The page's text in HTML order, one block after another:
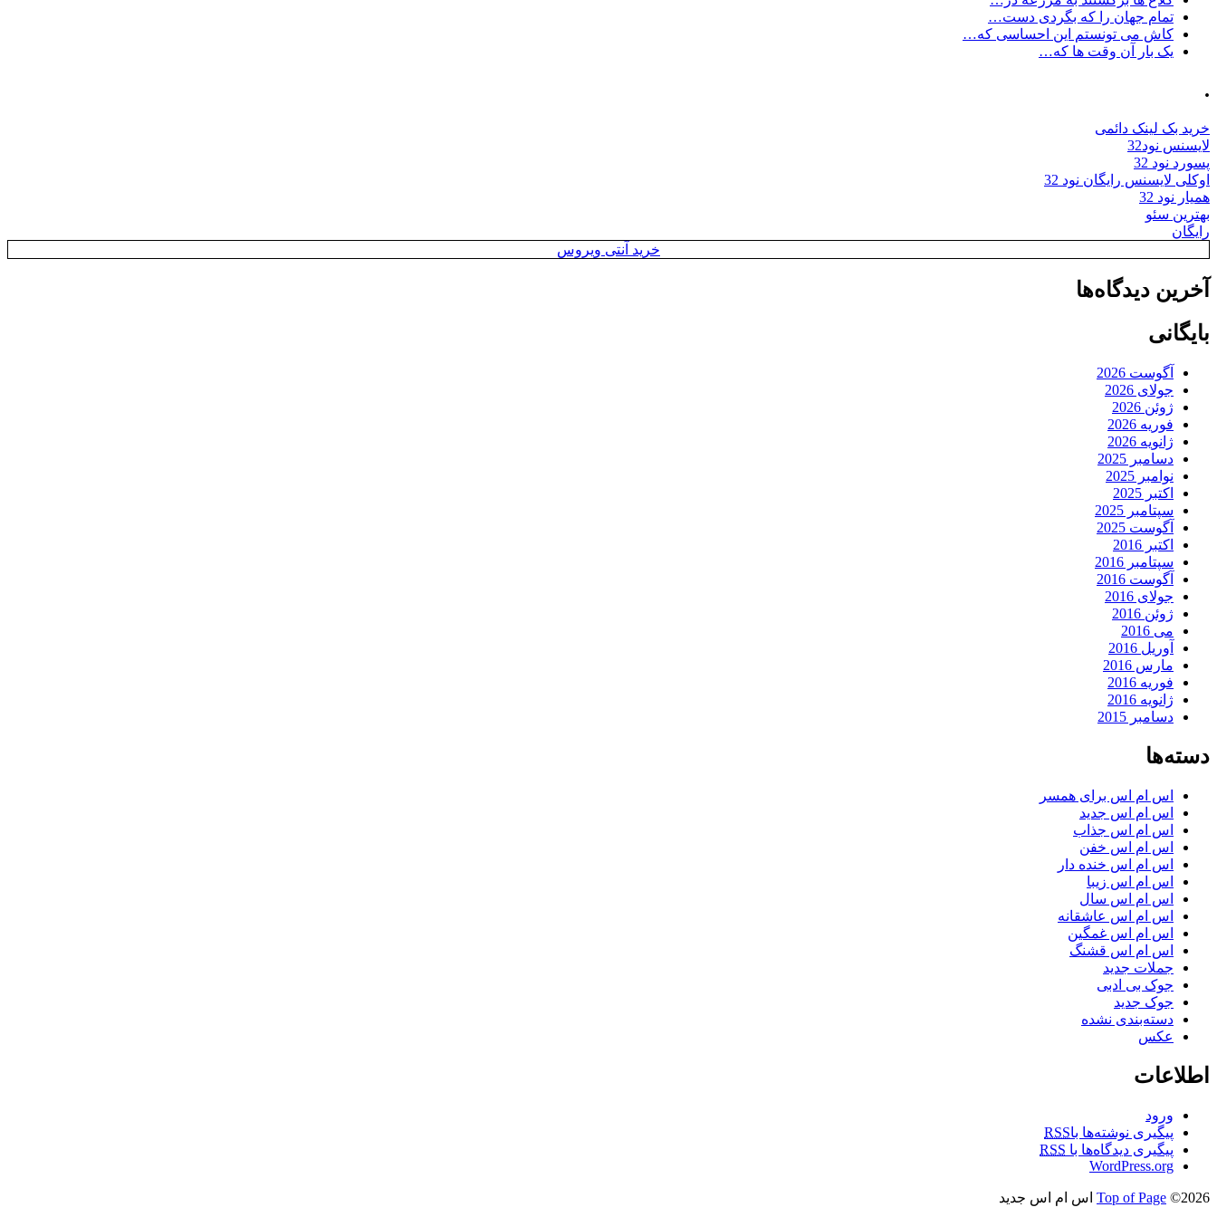
تمام جهان را که بگردی دست…
کاش می تونستم این احساسی که…
یک بار آن وقت ها که…
.
خرید بک لینک دائمی
لایسنس نود32
پسورد نود 32
اوکلی لایسنس رایگان نود 32
همیار نود 32
بهترین سئو
رایگان
خرید آنتی ویروس
آخرین دیدگاه‌ها
بایگانی
آگوست 2026
جولای 2026
ژوئن 2026
فوریه 2026
ژانویه 2026
دسامبر 2025
نوامبر 2025
اکتبر 2025
سپتامبر 2025
آگوست 2025
اکتبر 2016
سپتامبر 2016
آگوست 2016
جولای 2016
ژوئن 2016
می 2016
آوریل 2016
مارس 2016
فوریه 2016
ژانویه 2016
دسامبر 2015
دسته‌ها
اس ام اس برای همسر
اس ام اس جدید
اس ام اس جذاب
اس ام اس خفن
اس ام اس خنده دار
اس ام اس زیبا
اس ام اس سال
اس ام اس عاشقانه
اس ام اس غمگین
اس ام اس قشنگ
جملات جدید
جوک بی ادبی
جوک جدید
دسته‌بندی نشده
عکس
اطلاعات
ورود
پیگیری نوشته‌ها باRSS
پیگیری دیدگاه‌ها با RSS
WordPress.org
Top of Page ©2026 اس ام اس جدید